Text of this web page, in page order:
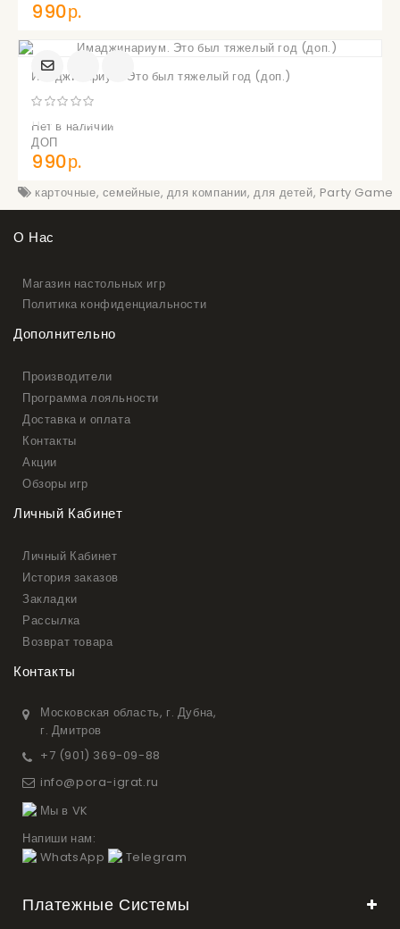
990р.
Имаджинариум. Это был тяжелый год (доп.)
Нет в наличии
ДОП
990р.
О
ПОСТУПЛЕНИИ
карточные, семейные, для компании,для детей, Party Game
О Нас
Магазин настольных игр
Политика конфиденциальности
Дополнительно
Производители
Программа лояльности
Доставка и оплата
Контакты
Акции
Обзоры игр
Личный Кабинет
Личный Кабинет
История заказов
Закладки
Рассылка
Возврат товара
Контакты
Московская область, г. Дубна,
г. Дмитров
+7 (901) 369-09-88
info@pora-igrat.ru
Мы в VK
Напиши нам:
WhatsApp
Telegram
Платежные Системы